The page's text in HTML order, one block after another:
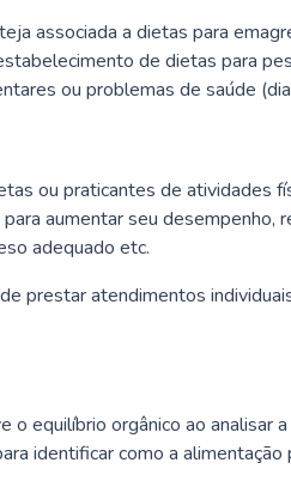
associada a dietas para
de dietas para
ou problemas de saúde
ou praticantes de atividades
aumentar seu desempenho,
adequado etc.
prestar atendimentos
o equilíbrio orgânico ao analisar
identificar como a